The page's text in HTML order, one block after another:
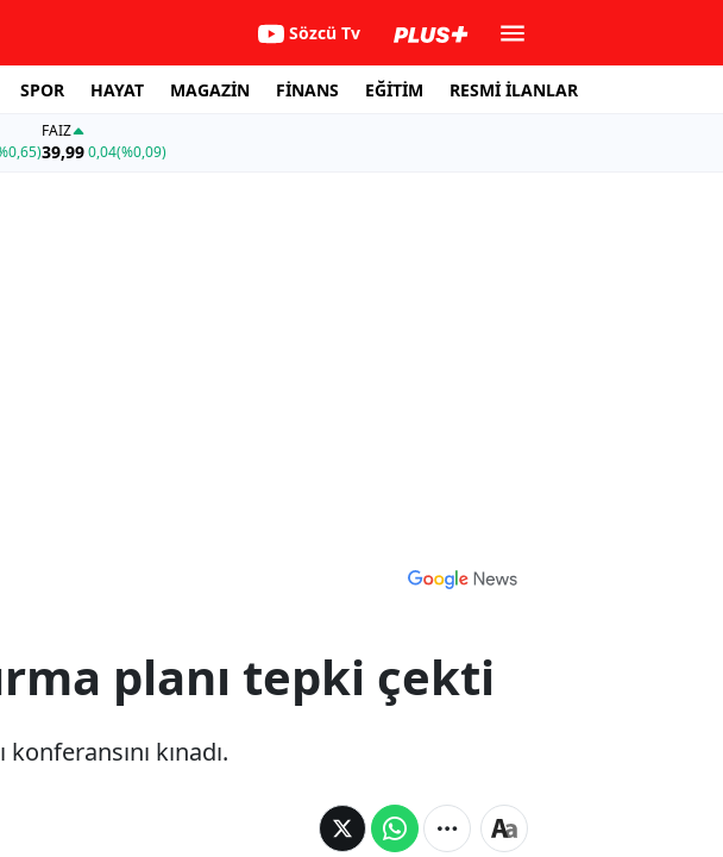
Sözcü Tv
SPOR HAYAT MAGAZİN FİNANS EĞİTİM RESMİ İLANLAR
FAİZ
39,990,04(%0,09)
planı tepki çekti
kınadı.